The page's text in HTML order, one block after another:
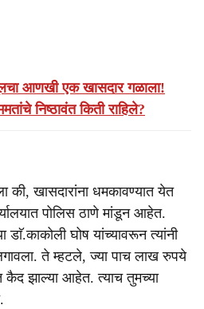
आणखी एक खासदार गळाला!
निष्ठावंत किती राहिले?
की, खासदारांना धमकावण्यात येत
पोलिस ठाणे मांडून आहेत.
डाॅ.काकोली घोष यांच्यावरून त्यांनी
ते म्हटले, ज्या पाच लाख रुपये
कैद झाल्या आहेत. त्याच तुमच्या